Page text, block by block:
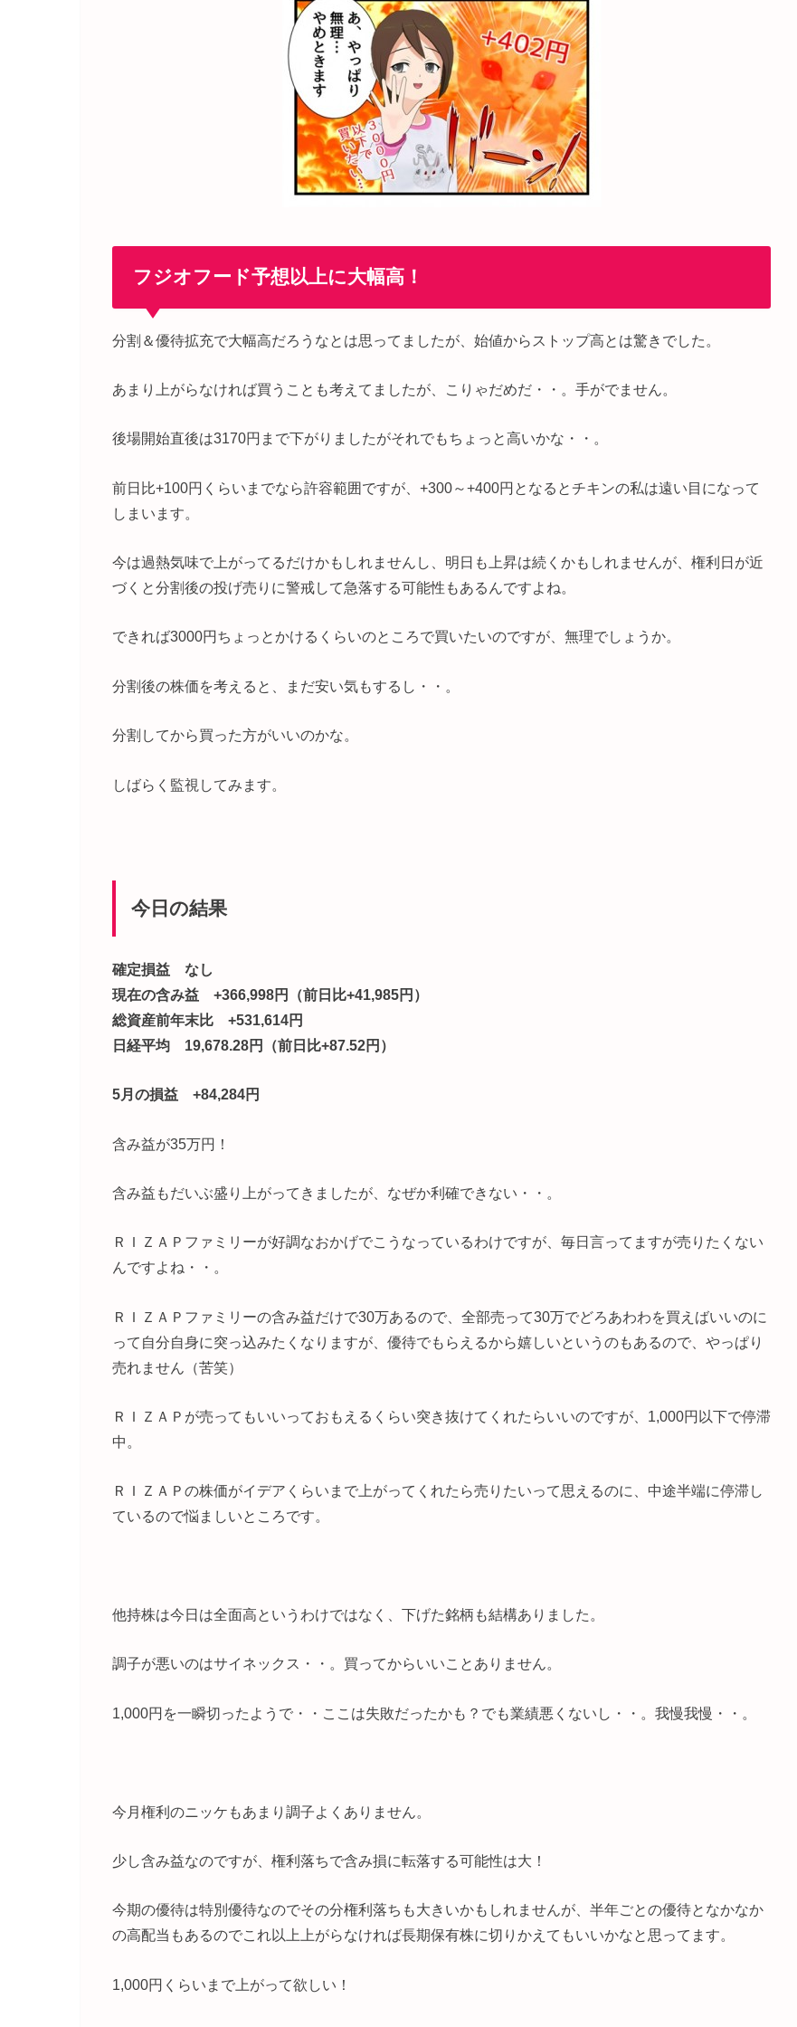
フジオフード予想以上に大幅高！
分割＆優待拡充で大幅高だろうなとは思ってましたが、始値からストップ高とは驚きでした。
あまり上がらなければ買うことも考えてましたが、こりゃだめだ・・。手がでません。
後場開始直後は3170円まで下がりましたがそれでもちょっと高いかな・・。
前日比+100円くらいまでなら許容範囲ですが、+300～+400円となるとチキンの私は遠い目になって
しまいます。
今は過熱気味で上がってるだけかもしれませんし、明日も上昇は続くかもしれませんが、権利日が近
づくと分割後の投げ売りに警戒して急落する可能性もあるんですよね。
できれば3000円ちょっとかけるくらいのところで買いたいのですが、無理でしょうか。
分割後の株価を考えると、まだ安い気もするし・・。
分割してから買った方がいいのかな。
しばらく監視してみます。
今日の結果
確定損益 なし
現在の含み益 +366,998円（前日比+41,985円）
総資産前年末比 +531,614円
日経平均 19,678.28円（前日比+87.52円）
5月の損益 +84,284円
含み益が35万円！
含み益もだいぶ盛り上がってきましたが、なぜか利確できない・・。
ＲＩＺＡＰファミリーが好調なおかげでこうなっているわけですが、毎日言ってますが売りたくない
んですよね・・。
ＲＩＺＡＰファミリーの含み益だけで30万あるので、全部売って30万でどろあわわを買えばいいのに
って自分自身に突っ込みたくなりますが、優待でもらえるから嬉しいというのもあるので、やっぱり
売れません（苦笑）
ＲＩＺＡＰが売ってもいいっておもえるくらい突き抜けてくれたらいいのですが、1,000円以下で停滞
中。
ＲＩＺＡＰの株価がイデアくらいまで上がってくれたら売りたいって思えるのに、中途半端に停滞し
ているので悩ましいところです。
他持株は今日は全面高というわけではなく、下げた銘柄も結構ありました。
調子が悪いのはサイネックス・・。買ってからいいことありません。
1,000円を一瞬切ったようで・・ここは失敗だったかも？でも業績悪くないし・・。我慢我慢・・。
今月権利のニッケもあまり調子よくありません。
少し含み益なのですが、権利落ちで含み損に転落する可能性は大！
今期の優待は特別優待なのでその分権利落ちも大きいかもしれませんが、半年ごとの優待となかなか
の高配当もあるのでこれ以上上がらなければ長期保有株に切りかえてもいいかなと思ってます。
1,000円くらいまで上がって欲しい！